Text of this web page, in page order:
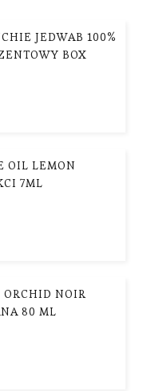
JEDWAB 100%
BOX
OIL LEMON
7ML
ORCHID NOIR
80 ML